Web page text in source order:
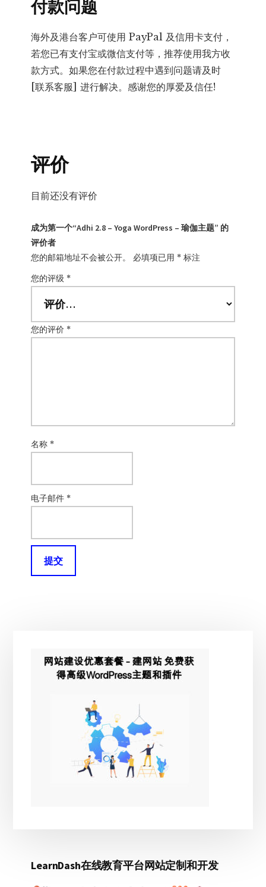
付款问题
海外及港台客户可使用 PayPal 及信用卡支付，
若您已有支付宝或微信支付等，推荐使用我方收
款方式。如果您在付款过程中遇到问题请及时
[联系客服] 进行解决。感谢您的厚爱及信任!
评价
目前还没有评价
成为第一个“Adhi 2.8 – Yoga WordPress – 瑜伽主题” 的
评价者
您的邮箱地址不会被公开。
必填项已用 * 标注
您的评级 *
您的评价 *
名称 *
电子邮件 *
LearnDash在线教育平台网站定制和开发